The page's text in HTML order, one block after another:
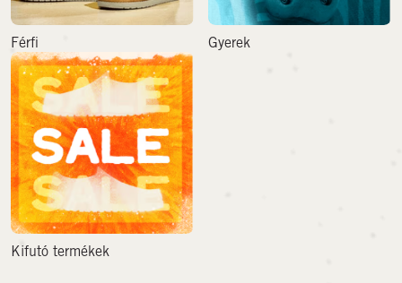
Férfi Gyerek
Kifutó termékek